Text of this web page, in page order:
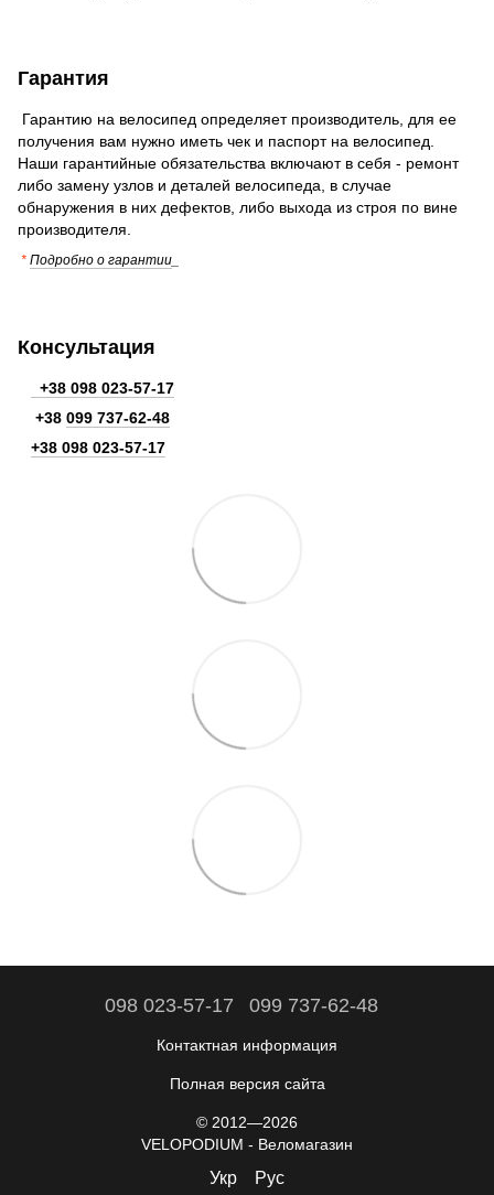
Гарантия
Гарантию на велосипед определяет производитель, для ее
получения вам нужно иметь чек и паспорт на велосипед.
Наши гарантийные обязательства включают в себя - ремонт
либо замену узлов и деталей велосипеда, в случае
обнаружения в них дефектов, либо выхода из строя по вине
производителя.
* Подробно о гарантии
Консультация
+38 098 023-57-17
+38 099 737-62-48
+38 098 023-57-17
098 023-57-17 099 737-62-48
Контактная информация
Полная версия сайта
© 2012—2026
VELOPODIUM - Веломагазин
Укр Рус